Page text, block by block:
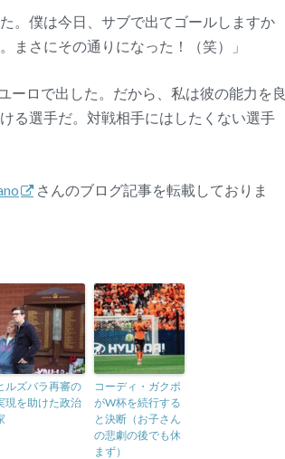
。僕は今日、サブで出てゴールしますか
まさにその通りになった！（笑）」
ーロで出した。だから、私は彼の能力を良
る選手だ。対戦相手にはしたくない選手
さんのブログ記事を転載しておりま
ルズバラ再審の
現を助けた政治
コーディ・ガクポ
がW杯を続行する
と決断（お子さん
の悲劇の後でも休
まず）